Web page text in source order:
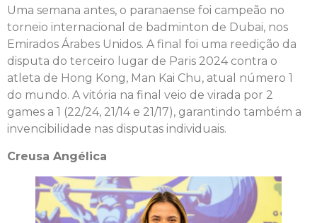
Uma semana antes, o paranaense foi campeão no
torneio internacional de badminton de Dubai, nos
Emirados Árabes Unidos. A final foi uma reedição da
disputa do terceiro lugar de Paris 2024 contra o
atleta de Hong Kong, Man Kai Chu, atual número 1
do mundo. A vitória na final veio de virada por 2
games a 1 (22/24, 21/14 e 21/17), garantindo também a
invencibilidade nas disputas individuais.
Creusa Angélica